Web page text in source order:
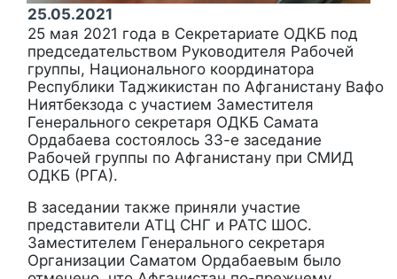
25.05.2021
25 мая 2021 года в Секретариате ОДКБ под
председательством Руководителя Рабочей
группы, Национального координатора
Республики Таджикистан по Афганистану Вафо
Ниятбекзода с участием Заместителя
Генерального секретаря ОДКБ Самата
Ордабаева состоялось 33-е заседание
Рабочей группы по Афганистану при СМИД
ОДКБ (РГА).
В заседании также приняли участие
представители АТЦ СНГ и РАТС ШОС.
Заместителем Генерального секретаря
Организации Саматом Ордабаевым было